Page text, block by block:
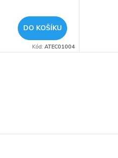
DO KOŠÍKU
Kód: ATEC01004